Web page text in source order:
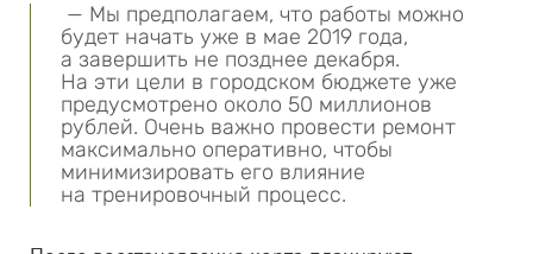
— Мы предполагаем, что работы можно
будет начать уже в мае 2019 года,
а завершить не позднее декабря.
На эти цели в городском бюджете уже
предусмотрено около 50 миллионов
рублей. Очень важно провести ремонт
максимально оперативно, чтобы
минимизировать его влияние
на тренировочный процесс.